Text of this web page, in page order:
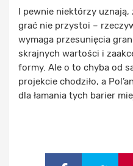
I pewnie niektórzy
grać nie przystoi –
wymaga przesunięcia
skrajnych wartości i
formy. Ale o to chyba od
projekcie chodziło, a
dla łamania tych barier